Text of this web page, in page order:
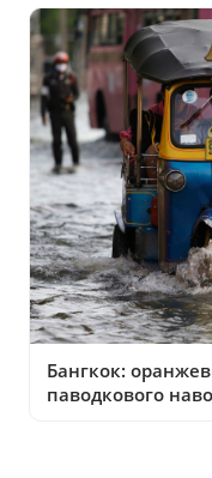
Бангкок:
паводкового